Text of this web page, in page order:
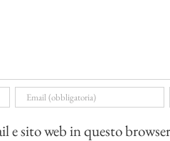
e sito web in questo